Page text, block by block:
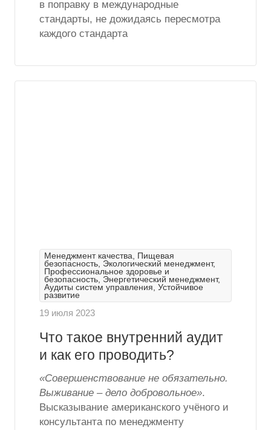
в поправку в международные
стандарты, не дожидаясь пересмотра
каждого стандарта
Менеджмент качества, Пищевая
безопасность, Экологический менеджмент,
Профессиональное здоровье и
безопасность, Энергетический менеджмент,
Аудиты систем управления, Устойчивое
развитие
19 июля 2023
Что такое внутренний аудит
и как его проводить?
«Совершенствование не обязательно.
Выживание – дело добровольное».
Высказывание американского учёного и
консультанта по менеджменту